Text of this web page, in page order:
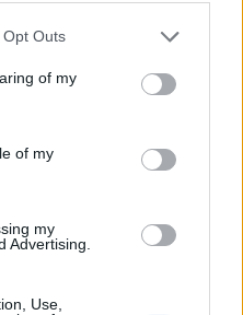
uses one or more Google
behaviour. You may click to
and its third-party tags to
purposes in below Google
Outs
of my
of my
my
Advertising.
Use,
nyhetsbrev
Prenumerera